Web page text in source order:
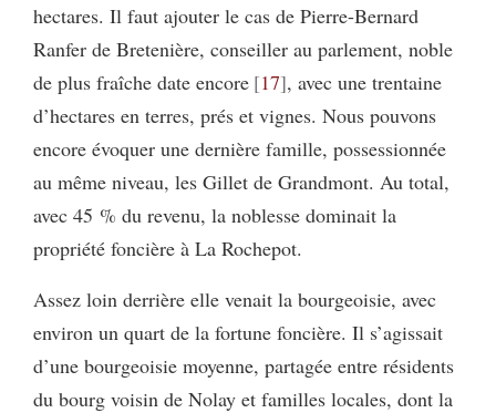
hectares. Il faut ajouter le cas de Pierre-Bernard
Ranfer de Bretenière, conseiller au parlement, noble
de plus fraîche date encore 17 , avec une trentaine
d’hectares en terres, prés et vignes. Nous pouvons
encore évoquer une dernière famille, possessionnée
au même niveau, les Gillet de Grandmont. Au total,
avec 45 % du revenu, la noblesse dominait la
propriété foncière à La Rochepot.
Assez loin derrière elle venait la bourgeoisie, avec
environ un quart de la fortune foncière. Il s’agissait
d’une bourgeoisie moyenne, partagée entre résidents
du bourg voisin de Nolay et familles locales, dont la